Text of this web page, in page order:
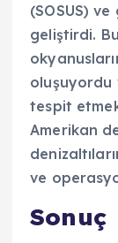
(SOSUS)
geliştirdi.
oluşuyordu
tespit
Amerikan
ve
Sonuç